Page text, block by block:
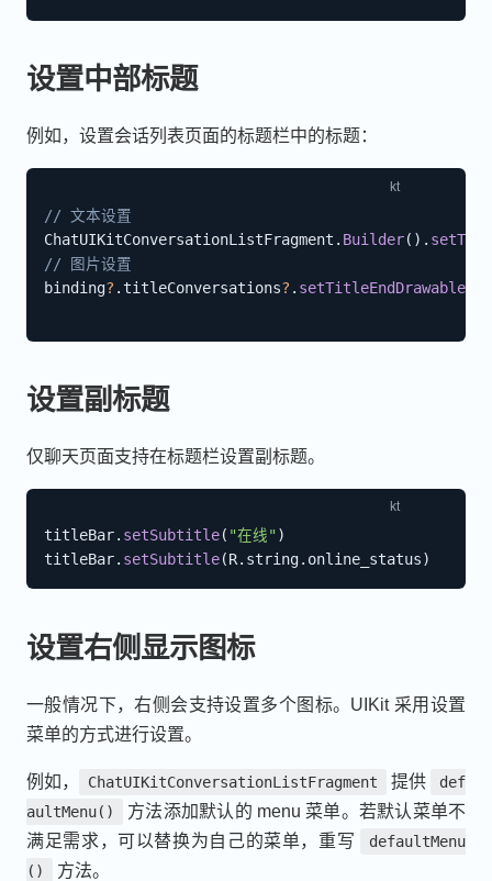
设置中部标题
例如，设置会话列表页面的标题栏中的标题：
// 文本设置
ChatUIKitConversationListFragment . Builder( ) .
// 图片设置
binding? . titleConversations? . setTitleEndDrawable
设置副标题
仅聊天页面支持在标题栏设置副标题。
titleBar. setSubtitle( "在线" )
titleBar. setSubtitle(R. string. online_status)
设置右侧显示图标
一般情况下，右侧会支持设置多个图标。UIKit 采用设置
菜单的方式进行设置。
例如， ChatUIKitConversationListFragment 提供
def
aultMenu()
方法添加默认的 menu 菜单。若默认菜单不
满足需求，可以替换为自己的菜单，重写
defaultMenu
()
方法。